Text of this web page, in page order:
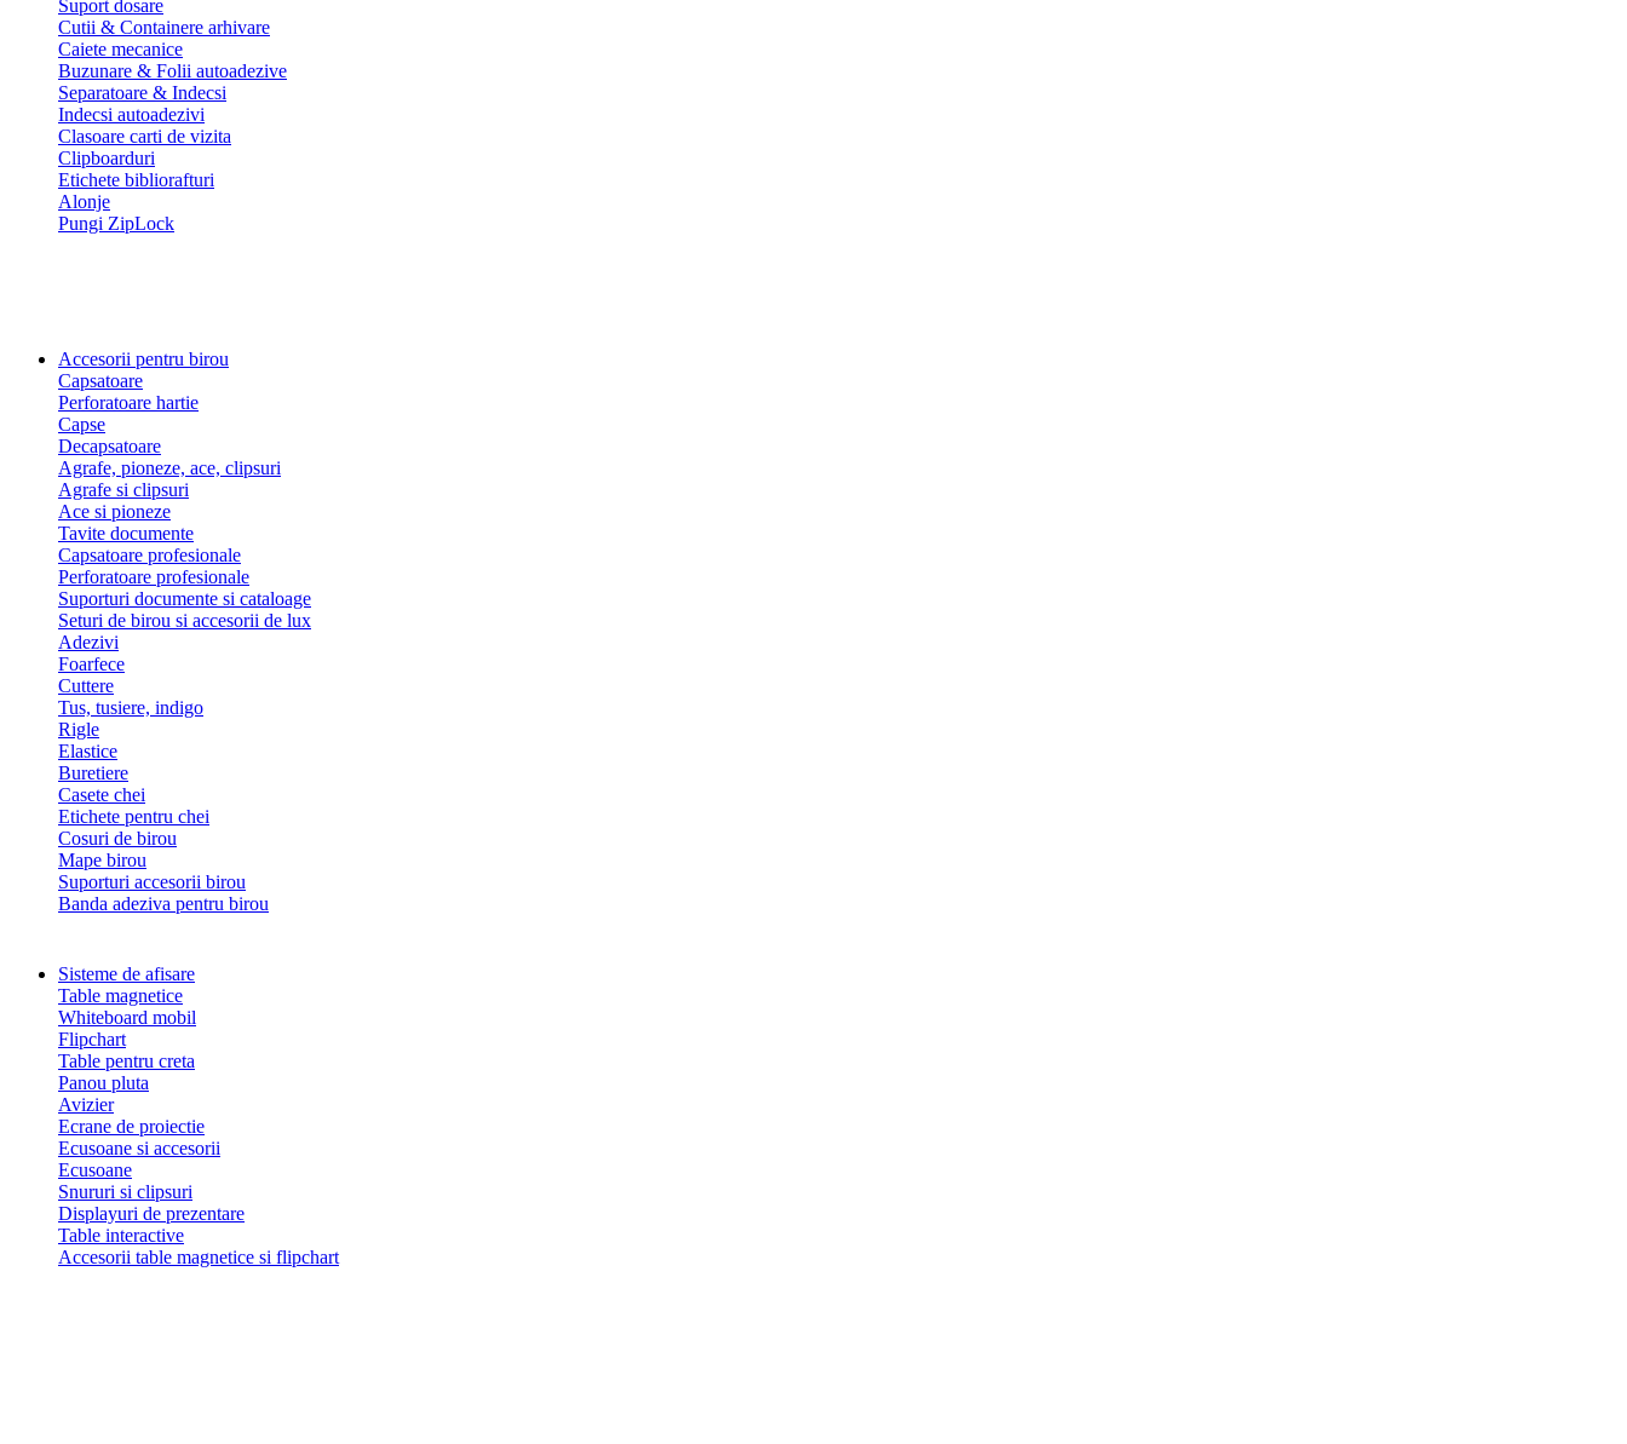
Suport dosare
Cutii & Containere arhivare
Caiete mecanice
Buzunare & Folii autoadezive
Separatoare & Indecsi
Indecsi autoadezivi
Clasoare carti de vizita
Clipboarduri
Etichete bibliorafturi
Alonje
Pungi ZipLock
Accesorii pentru birou
Capsatoare
Perforatoare hartie
Capse
Decapsatoare
Agrafe, pioneze, ace, clipsuri
Agrafe si clipsuri
Ace si pioneze
Tavite documente
Capsatoare profesionale
Perforatoare profesionale
Suporturi documente si cataloage
Seturi de birou si accesorii de lux
Adezivi
Foarfece
Cuttere
Tus, tusiere, indigo
Rigle
Elastice
Buretiere
Casete chei
Etichete pentru chei
Cosuri de birou
Mape birou
Suporturi accesorii birou
Banda adeziva pentru birou
Sisteme de afisare
Table magnetice
Whiteboard mobil
Flipchart
Table pentru creta
Panou pluta
Avizier
Ecrane de proiectie
Ecusoane si accesorii
Ecusoane
Snururi si clipsuri
Displayuri de prezentare
Table interactive
Accesorii table magnetice si flipchart